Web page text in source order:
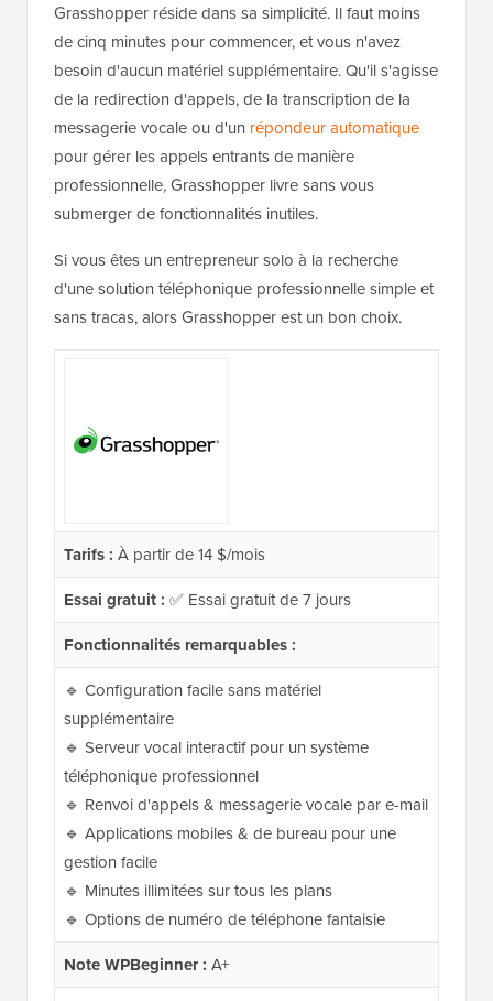
Grasshopper réside dans sa simplicité. Il faut moins
de cinq minutes pour commencer, et vous n'avez
besoin d'aucun matériel supplémentaire. Qu'il s'agisse
de la redirection d'appels, de la transcription de la
messagerie vocale ou d'un répondeur automatique
pour gérer les appels entrants de manière
professionnelle, Grasshopper livre sans vous
submerger de fonctionnalités inutiles.
Si vous êtes un entrepreneur solo à la recherche
d'une solution téléphonique professionnelle simple et
sans tracas, alors Grasshopper est un bon choix.
Tarifs : À partir de 14 $/mois
Essai gratuit : ✅ Essai gratuit de 7 jours
Fonctionnalités remarquables :
🔹 Configuration facile sans matériel
supplémentaire
🔹 Serveur vocal interactif pour un système
téléphonique professionnel
🔹 Renvoi d'appels & messagerie vocale par e-mail
🔹 Applications mobiles & de bureau pour une
gestion facile
🔹 Minutes illimitées sur tous les plans
🔹 Options de numéro de téléphone fantaisie
Note WPBeginner : A+